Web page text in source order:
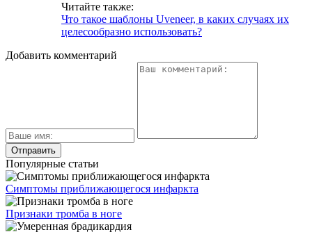
Читайте также:
Что такое шаблоны Uveneer, в каких случаях их
целесообразно использовать?
Добавить комментарий
Популярные статьи
Симптомы приближающегося инфаркта
Признаки тромба в ноге